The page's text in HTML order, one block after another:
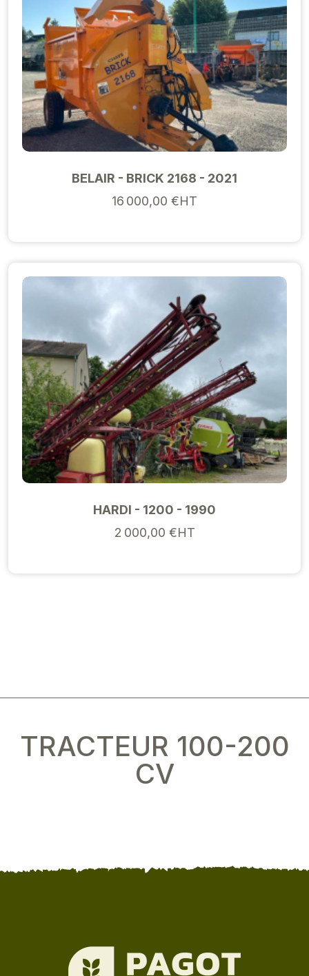
BELAIR - BRICK 2168 - 2021
16 000,00 €HT
HARDI - 1200 - 1990
2 000,00 €HT
TRACTEUR 100-200
CV